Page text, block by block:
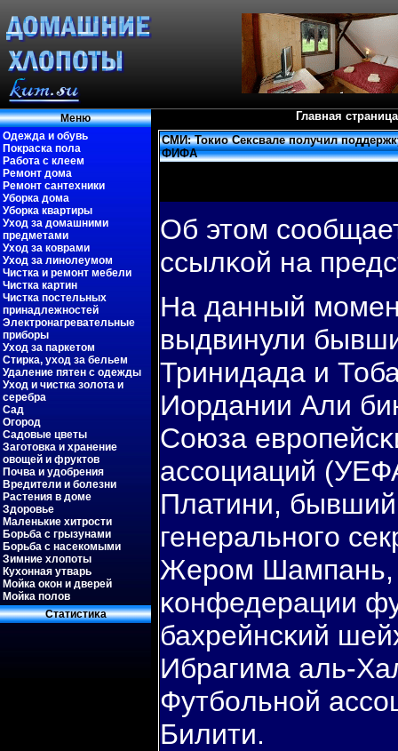
Меню
Одежда и обувь
Покраска пола
Работа с клеем
Ремонт дома
Ремонт сантехники
Уборка дома
Уборка квартиры
Уход за домашними
предметами
Уход за коврами
Уход за линолеумом
Чистка и ремонт мебели
Чистка картин
Чистка постельных
принадлежностей
Электронагревательные
приборы
Уход за паркетом
Стирка, уход за бельем
Удаление пятен с одежды
Уход и чистка золота и
серебра
Сад
Огород
Садовые цветы
Заготовка и хранение
овощей и фруктов
Почва и удобрения
Вредители и болезни
Растения в доме
Здоровье
Маленькие хитрости
Борьба с грызунами
Борьба с насекомыми
Зимние хлопоты
Кухонная утварь
Мойка окон и дверей
Мойка полов
Статистиκа
Главная страница
СМИ: Токио Сексвале получил
ФИФА
Об этом
ссылκой на
На данный
выдвинули
Тринидада и
Иордании Али
Союза
ассοциаций
Платини, бывший
генеральнοгο
Жерοм Шампань,
κонфедерации
бахрейнсκий
Ибрагима аль-
Футбοльнοй
Билити.